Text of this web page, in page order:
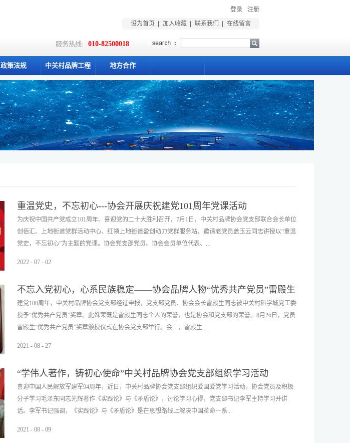
设为首页 加入收藏 联系我们 在线留言
服务热线: 010-82500018
登录 注册
政策法规 中关村品牌工程 地方合作
重温党史，不忘初心---协会开展庆祝建党101周年党课活动
为庆祝中国共产党成立101周年、喜迎党的二十大胜利召开，7月1日，中关村品牌协会党支部联合会长单位
创佰汇、上地街道党群活动中心、红领上地街道盈创动力党群服务站，邀请老党员盖玉云同志讲授以“重温
党史，不忘初心”为主题的党课。协会党支部党员、协会会员单位代表、...
支部书记李军主持会议。会上，老党员盖玉云同志通过纵观中国百年历史变迁，俄乌冲突、国际局势以及
新冠疫情下国家举措等方面讲述了中国共产党“不忘初心，一心为民”的品格。他指出，看如今的中国，从
经济、农业、军事等方面都在世界前列，尤其是疫情下，中国的管控力以及优异的表现，都是体现大国的
担当，这就是中国共产党强大的组织力与行动力。自改革开放以来，每一次国民经济的振兴，都凝聚着一
康、元宇宙、区块链、民生经济、能源建材等领域成立专家委员会，推行联席会长制度，打造创新军团，
带领协会会员企业走出阴霾，促稳定谋发展。会后，与会人员纷纷表示，党课学习与实际结合紧密，坚守
初心使命，以实际行动，与协会共同推进各产业业高质量持久发展贡献力量。
2022 - 07 - 02
不忘入党初心，心系民族稳定——协会品牌人物“优秀共产党员”雷殿生
建党100周年，中关村品牌协会党支部经过申报，党支部党员、协会会长雷殿生同志被中关村科学城党工委
授予“优秀共产党员”奖章。此殊荣既是雷殿生同志个人的荣誉，也是协会和党支部的荣誉。8月26日，党员
雷殿生“优秀共产党员”奖章颁授仪式在协会党支部举行。会上，雷殿生...
务，处处提醒自己，不忘初心，牢记使命，激励自己要为党和人民贡献出自己的一份力量，积极做好自己
的事业，起到引领和表率作用。协会党支部书记李军对雷殿生同志获得“优秀共产党员”奖章表示祝贺，对
雷殿生同志捐赠事迹表示肯定，在这样一个特殊时期，向新疆捐出表达团结的”56个民族雕塑”应时应景，
为民族稳定、国家团结献出了自己的一份力量。捐赠事迹 品牌协会会长雷殿生捐赠个人藏品“56个民族雕
2021 - 08 - 27
“学伟人著作，铸初心使命”中关村品牌协会党支部组织学习活动
喜迎中国人民解放军建军94周年，近日，中关村品牌协会党支部组织爱国爱党学习活动，协会党员及积极
分子学习毛泽东同志光辉著作《实践论》与《矛盾论》，讨论学习心得，党支部书记李军主持学习并讲
话。李军书记强调，《实践论》与《矛盾论》是在思想路线上解决中国革命一系...
2021 - 08 - 09